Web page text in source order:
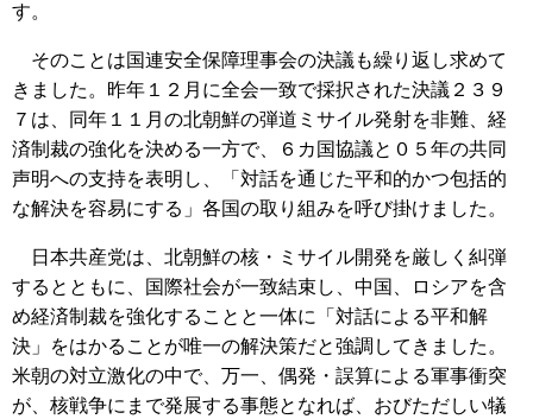
す。
そのことは国連安全保障理事会の決議も繰り返し求めて
きました。昨年１２月に全会一致で採択された決議２３９
７は、同年１１月の北朝鮮の弾道ミサイル発射を非難、経
済制裁の強化を決める一方で、６カ国協議と０５年の共同
声明への支持を表明し、「対話を通じた平和的かつ包括的
な解決を容易にする」各国の取り組みを呼び掛けました。
日本共産党は、北朝鮮の核・ミサイル開発を厳しく糾弾
するとともに、国際社会が一致結束し、中国、ロシアを含
め経済制裁を強化することと一体に「対話による平和解
決」をはかることが唯一の解決策だと強調してきました。
米朝の対立激化の中で、万一、偶発・誤算による軍事衝突
が、核戦争にまで発展する事態となれば、おびただしい犠